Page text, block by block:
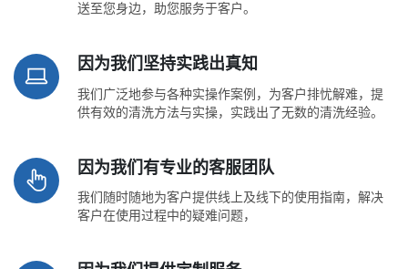
送至您身边，助您服务于客户。
因为我们坚持实践出真知
我们广泛地参与各种实操作案例，为客户排忧解难，提
供有效的清洗方法与实操，实践出了无数的清洗经验。
因为我们有专业的客服团队
我们随时随地为客户提供线上及线下的使用指南，解决
客户在使用过程中的疑难问题，